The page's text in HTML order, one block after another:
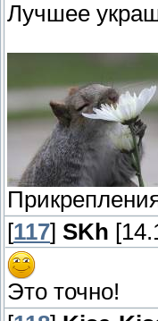
Лучшее
[117] SKh
Это точно!